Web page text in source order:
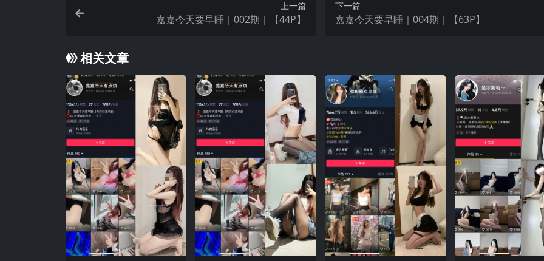
上一篇
嘉嘉今天要早睡｜002期｜【44P】
下一篇
嘉嘉今天要早睡｜004期｜【63P】
相关文章